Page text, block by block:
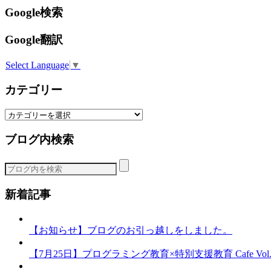
Google検索
Google翻訳
Select Language ▼
カテゴリー
カ
ゴ
ー
ブログ内検索
新着記事
【お知らせ】ブログのお引っ越しをしました。
【7月25日】プログラミング教育×特別支援教育 Cafe